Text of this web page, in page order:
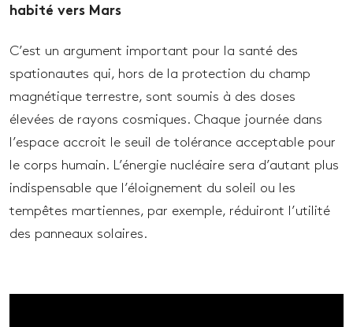
habité vers Mars
C’est un argument important pour la santé des
spationautes qui, hors de la protection du champ
magnétique terrestre, sont soumis à des doses
élevées de rayons cosmiques. Chaque journée dans
l’espace accroit le seuil de tolérance acceptable pour
le corps humain. L’énergie nucléaire sera d’autant plus
indispensable que l’éloignement du soleil ou les
tempêtes martiennes, par exemple, réduiront l’utilité
des panneaux solaires.